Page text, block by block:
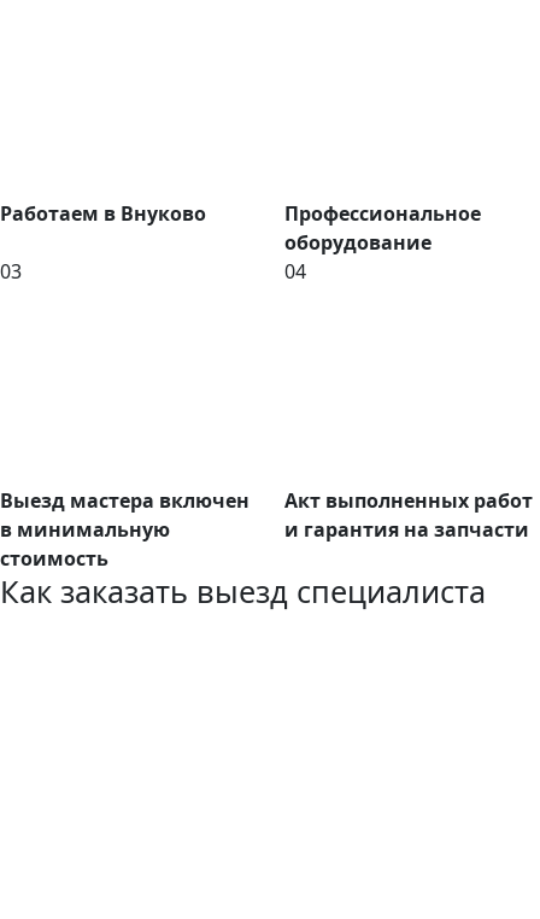
Работаем в Внуково
Профессиональное
оборудование
03
Выезд мастера включен
в минимальную
стоимость
04
Акт выполненных работ
и гарантия на запчасти
Как заказать выезд специалиста